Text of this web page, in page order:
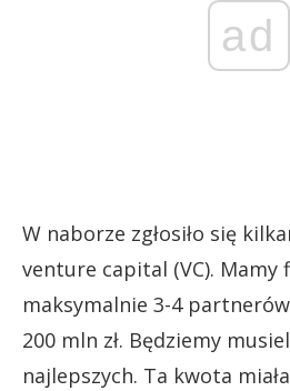
ad
W naborze zgłosiło się
venture capital (VC). Mamy
maksymalnie 3-4
200 mln zł. Będziemy
najlepszych. Ta kwota